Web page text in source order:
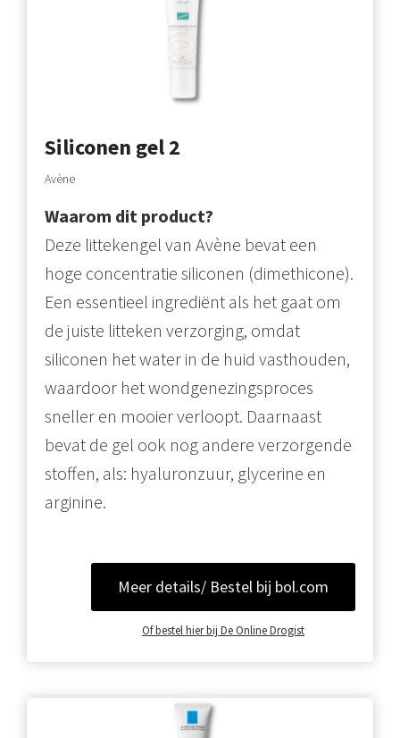
Siliconen gel 2
Avène
Waarom dit product?
Deze littekengel van Avène bevat een
hoge concentratie siliconen (dimethicone).
Een essentieel ingrediënt als het gaat om
de juiste litteken verzorging, omdat
siliconen het water in de huid vasthouden,
waardoor het wondgenezingsproces
sneller en mooier verloopt. Daarnaast
bevat de gel ook nog andere verzorgende
stoffen, als: hyaluronzuur, glycerine en
arginine.
Meer details/ Bestel bij bol.com
Of bestel hier bij De Online Drogist